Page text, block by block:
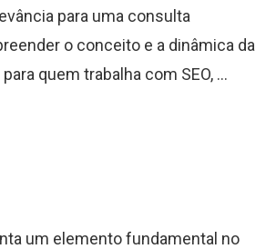
para uma consulta
o conceito e a dinâmica da
quem trabalha com SEO, ...
um elemento fundamental no